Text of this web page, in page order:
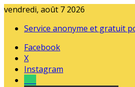
vendredi, août 7 2026
Service anonyme et gratuit
Facebook
X
Instagram